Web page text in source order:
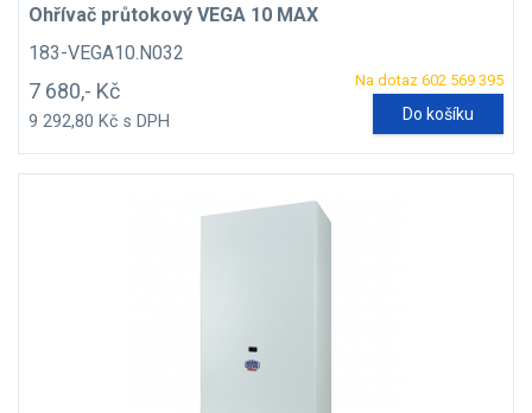
Ohřívač průtokový VEGA 10 MAX
183-VEGA10.N032
Na dotaz 602 569 395
7 680,- Kč
9 292,80 Kč s DPH Do košíku